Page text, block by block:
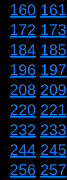
160 161
172 173
184 185
196 197
208 209
220 221
232 233
244 245
256 257